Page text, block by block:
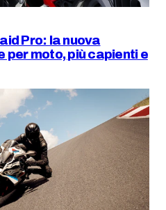
Pro: la nuova
per moto, più capienti e